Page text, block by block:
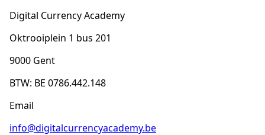
Digital Currency Academy
Oktrooiplein 1 bus 201
9000 Gent
BTW: BE 0786.442.148
Email
info@digitalcurrencyacademy.be